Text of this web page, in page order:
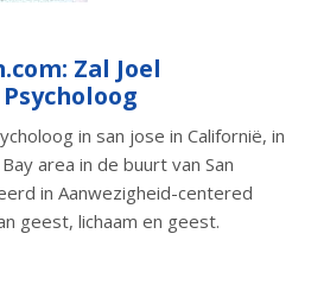
Zal Joel
in san jose in Californië, in
area in de buurt van San
in Aanwezigheid-centered
geest, lichaam en geest.